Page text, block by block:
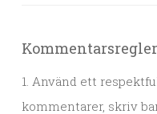
Kommentarsregler
1. Använd ett
kommentarer, skriv